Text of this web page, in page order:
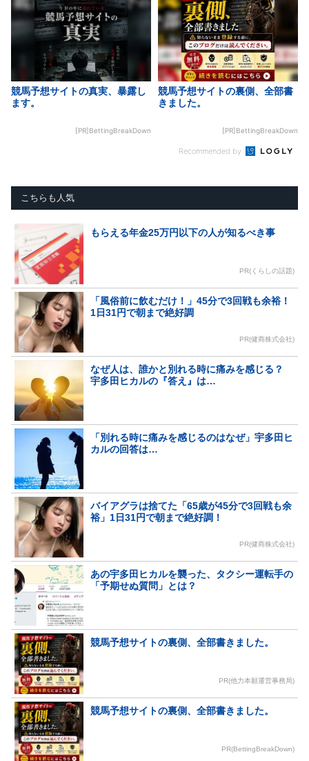
競馬予想サイトの真実、暴露し
ます。
[PR]BettingBreakDown
競馬予想サイトの裏側、全部書
きました。
[PR]BettingBreakDown
Recommended by
こちらも人気
もらえる年金25万円以下の人が知るべき事
PR(くらしの話題)
「風俗前に飲むだけ！」45分で3回戦も余裕！
1日31円で朝まで絶好調
PR(健商株式会社)
なぜ人は、誰かと別れる時に痛みを感じる？
宇多田ヒカルの『答え』は…
「別れる時に痛みを感じるのはなぜ」宇多田ヒ
カルの回答は…
バイアグラは捨てた「65歳が45分で3回戦も余
裕」1日31円で朝まで絶好調！
PR(健商株式会社)
あの宇多田ヒカルを襲った、タクシー運転手の
「予期せぬ質問」とは？
競馬予想サイトの裏側、全部書きました。
PR(他力本願運営事務局)
競馬予想サイトの裏側、全部書きました。
PR(BettingBreakDown)